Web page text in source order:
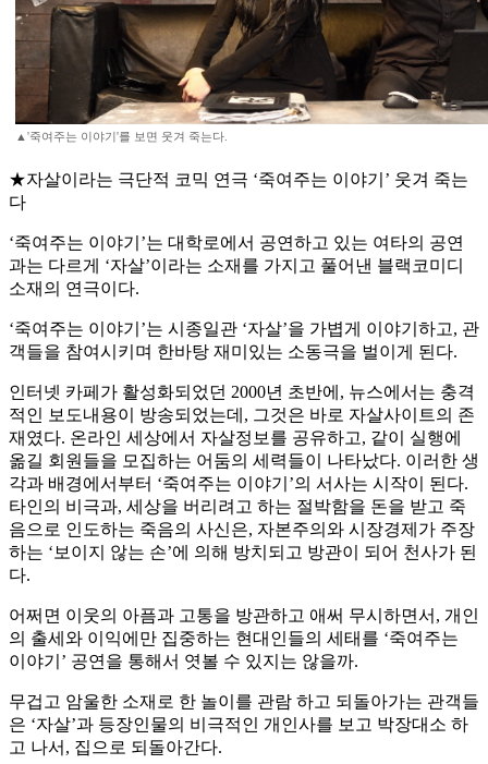
▲'죽여주는 이야기'를 보면 웃겨 죽는다.
★자살이라는 극단적 코믹 연극 ‘죽여주는 이야기’ 웃겨 죽는
다
‘죽여주는 이야기’는 대학로에서 공연하고 있는 여타의 공연
과는 다르게 ‘자살’이라는 소재를 가지고 풀어낸 블랙코미디
소재의 연극이다.
‘죽여주는 이야기’는 시종일관 ‘자살’을 가볍게 이야기하고, 관
객들을 참여시키며 한바탕 재미있는 소동극을 벌이게 된다.
인터넷 카페가 활성화되었던 2000년 초반에, 뉴스에서는 충격
적인 보도내용이 방송되었는데, 그것은 바로 자살사이트의 존
재였다. 온라인 세상에서 자살정보를 공유하고, 같이 실행에
옮길 회원들을 모집하는 어둠의 세력들이 나타났다. 이러한 생
각과 배경에서부터 ‘죽여주는 이야기’의 서사는 시작이 된다.
타인의 비극과, 세상을 버리려고 하는 절박함을 돈을 받고 죽
음으로 인도하는 죽음의 사신은, 자본주의와 시장경제가 주장
하는 ‘보이지 않는 손’에 의해 방치되고 방관이 되어 천사가 된
다.
어쩌면 이웃의 아픔과 고통을 방관하고 애써 무시하면서, 개인
의 출세와 이익에만 집중하는 현대인들의 세태를 ‘죽여주는
이야기’ 공연을 통해서 엿볼 수 있지는 않을까.
무겁고 암울한 소재로 한 놀이를 관람 하고 되돌아가는 관객들
은 ‘자살’과 등장인물의 비극적인 개인사를 보고 박장대소 하
고 나서, 집으로 되돌아간다.